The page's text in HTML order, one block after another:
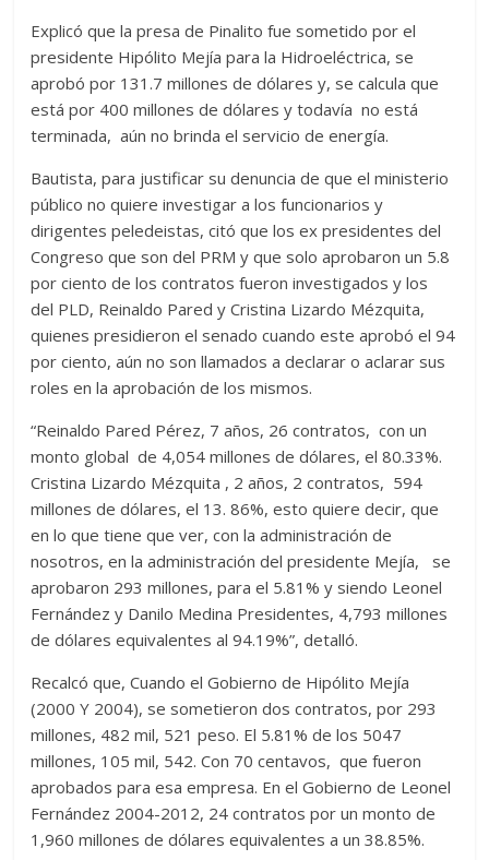
Explicó que la presa de Pinalito fue sometido por el
presidente Hipólito Mejía para la Hidroeléctrica, se
aprobó por 131.7 millones de dólares y, se calcula que
está por 400 millones de dólares y todavía no está
terminada, aún no brinda el servicio de energía.
Bautista, para justificar su denuncia de que el ministerio
público no quiere investigar a los funcionarios y
dirigentes peledeistas, citó que los ex presidentes del
Congreso que son del PRM y que solo aprobaron un 5.8
por ciento de los contratos fueron investigados y los
del PLD, Reinaldo Pared y Cristina Lizardo Mézquita,
quienes presidieron el senado cuando este aprobó el 94
por ciento, aún no son llamados a declarar o aclarar sus
roles en la aprobación de los mismos.
“Reinaldo Pared Pérez, 7 años, 26 contratos, con un
monto global de 4,054 millones de dólares, el 80.33%.
Cristina Lizardo Mézquita , 2 años, 2 contratos, 594
millones de dólares, el 13. 86%, esto quiere decir, que
en lo que tiene que ver, con la administración de
nosotros, en la administración del presidente Mejía, se
aprobaron 293 millones, para el 5.81% y siendo Leonel
Fernández y Danilo Medina Presidentes, 4,793 millones
de dólares equivalentes al 94.19%”, detalló.
Recalcó que, Cuando el Gobierno de Hipólito Mejía
(2000 Y 2004), se sometieron dos contratos, por 293
millones, 482 mil, 521 peso. El 5.81% de los 5047
millones, 105 mil, 542. Con 70 centavos, que fueron
aprobados para esa empresa. En el Gobierno de Leonel
Fernández 2004-2012, 24 contratos por un monto de
1,960 millones de dólares equivalentes a un 38.85%.